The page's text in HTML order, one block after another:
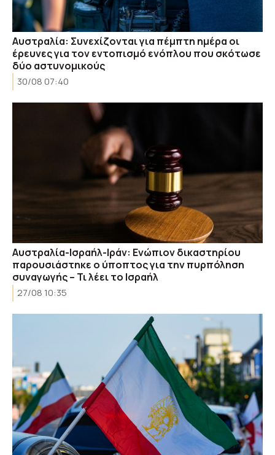
Aυστραλία: Συνεχίζονται για πέμπτη ημέρα οι
έρευνες για τον εντοπισμό ενόπλου που σκότωσε
δύο αστυνομικούς
30/08 07:40
Αυστραλία-Ισραήλ-Ιράν: Ενώπιον δικαστηρίου
παρουσιάστηκε ο ύποπτος για την πυρπόληση
συναγωγής – Τι λέει το Ισραήλ
27/08 10:35